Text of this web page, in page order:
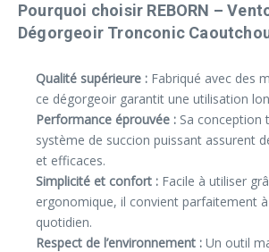
Pourquoi choisir REBORN –
Dégorgeoir Tronconic
Qualité supérieure : Fabriqué avec des
ce dégorgeoir garantit une utilisation
Performance éprouvée : Sa conception
système de succion puissant assurent
et efficaces.
Simplicité et confort : Facile à utiliser
ergonomique, il convient parfaitement
quotidien.
Respect de l’environnement : Un outil